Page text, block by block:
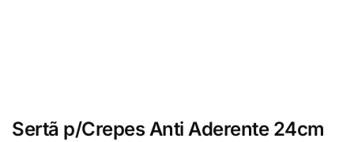
Sertã p/Crepes Anti Aderente 24cm